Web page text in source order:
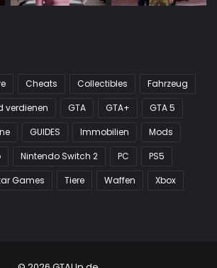
Cheats Collectibles
Fahrzeug
verdienen GTA GTA+
GTA 5
GUIDES Immobilien
Mods
Nintendo Switch 2 PC
PS5
Games Tiere Waffen
Xbox